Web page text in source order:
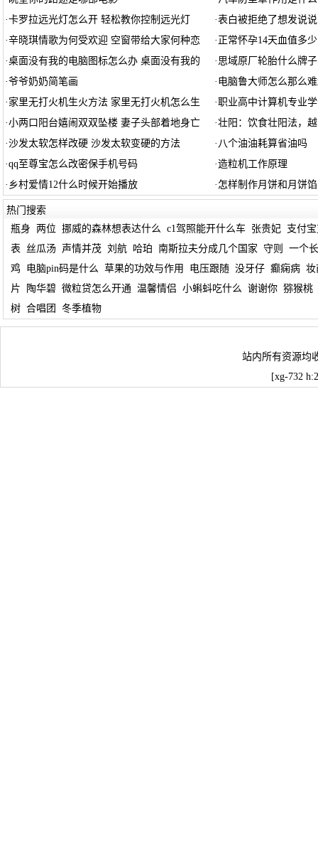
·卡罗拉远光灯怎么开 轻松教你控制远光灯 ·表白被拒绝了想发说说
·辛晓琪情歌为何受欢迎 空窗带给大家何种恋 · 正常怀孕14天血值多少
·桌面没有我的电脑图标怎么办 桌面没有我的 · 思域原厂轮胎什么牌子
·爷爷奶奶简笔画 · 电脑鲁大师怎么那么
· 家里无打火机生火方法 家里无打火机怎么生 ·职业高中计算机专业
·小两口阳台嬉闹双双坠楼 妻子头部着地身亡 ·壮阳：饮食壮阳法，
·沙发太软怎样改硬 沙发太软变硬的方法 · 八个油油耗算省油吗
·qq至尊宝怎么改密保手机号码 ·造粒机工作原理
· 乡村爱情12什么时候开始播放 · 怎样制作月饼和月饼
热门搜索
瓶身
两位 挪威的森林想表达什么 c1驾照能开什么车 张贵妃
支付
表
丝瓜汤 声情并茂 刘航 哈珀 南斯拉夫分成几个国家 守则
一个
鸡
电脑pin码是什么 草果的功效与作用 电压跟随 没牙仔 癫痫病 妆
片
陶华碧 微粒贷怎么开通 温馨情侣 小蝌蚪吃什么 谢谢你 猕猴桃
树 合唱团 冬季植物
站内所有资源均
[xg-732